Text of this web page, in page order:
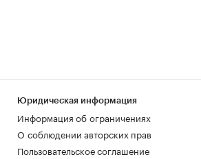
Юридическая информация
Информация об ограничениях
О соблюдении авторских прав
Пользовательское соглашение